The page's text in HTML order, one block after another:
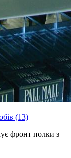
(13)
фронт полки з